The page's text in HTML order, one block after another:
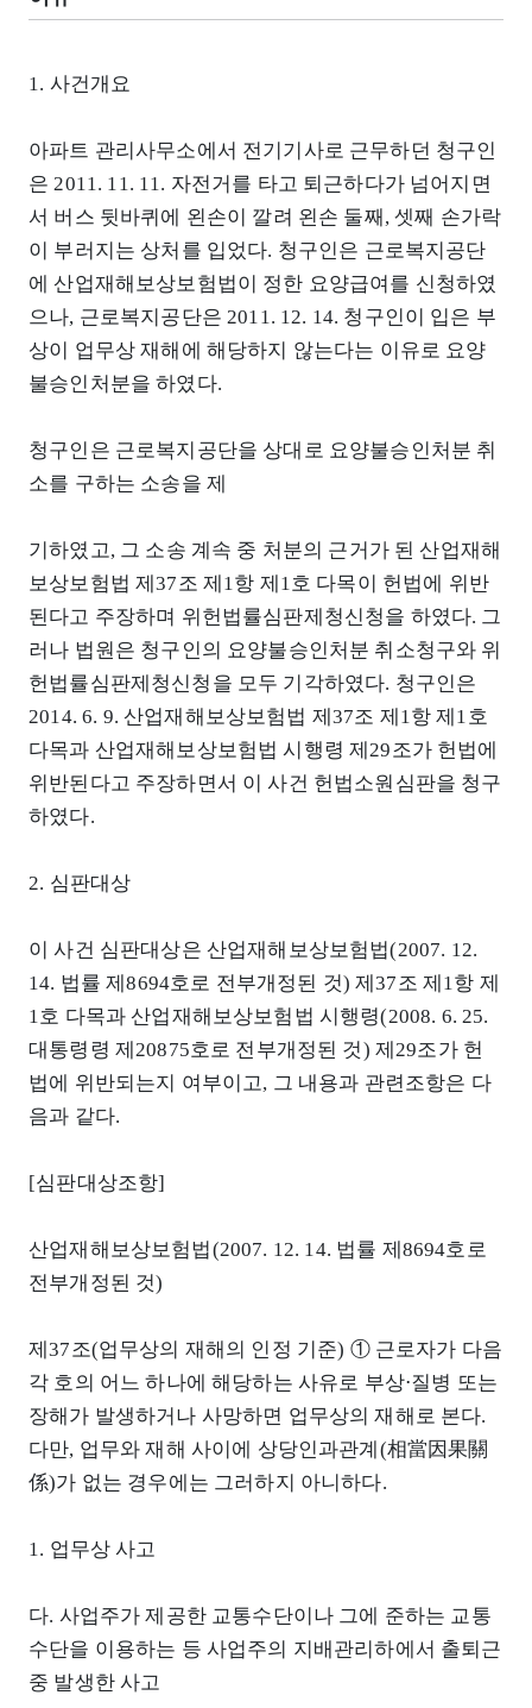
1. 사건개요
아파트 관리사무소에서 전기기사로 근무하던 청구인
은 2011. 11. 11. 자전거를 타고 퇴근하다가 넘어지면
서 버스 뒷바퀴에 왼손이 깔려 왼손 둘째, 셋째 손가락
이 부러지는 상처를 입었다. 청구인은 근로복지공단
에 산업재해보상보험법이 정한 요양급여를 신청하였
으나, 근로복지공단은 2011. 12. 14. 청구인이 입은 부
상이 업무상 재해에 해당하지 않는다는 이유로 요양
불승인처분을 하였다.
청구인은 근로복지공단을 상대로 요양불승인처분 취
소를 구하는 소송을 제
기하였고, 그 소송 계속 중 처분의 근거가 된 산업재해
보상보험법 제37조 제1항 제1호 다목이 헌법에 위반
된다고 주장하며 위헌법률심판제청신청을 하였다. 그
러나 법원은 청구인의 요양불승인처분 취소청구와 위
헌법률심판제청신청을 모두 기각하였다. 청구인은
2014. 6. 9. 산업재해보상보험법 제37조 제1항 제1호
다목과 산업재해보상보험법 시행령 제29조가 헌법에
위반된다고 주장하면서 이 사건 헌법소원심판을 청구
하였다.
2. 심판대상
이 사건 심판대상은 산업재해보상보험법(2007. 12.
14. 법률 제8694호로 전부개정된 것) 제37조 제1항 제
1호 다목과 산업재해보상보험법 시행령(2008. 6. 25.
대통령령 제20875호로 전부개정된 것) 제29조가 헌
법에 위반되는지 여부이고, 그 내용과 관련조항은 다
음과 같다.
[심판대상조항]
산업재해보상보험법(2007. 12. 14. 법률 제8694호로
전부개정된 것)
제37조(업무상의 재해의 인정 기준) ① 근로자가 다음
각 호의 어느 하나에 해당하는 사유로 부상⋅질병 또는
장해가 발생하거나 사망하면 업무상의 재해로 본다.
다만, 업무와 재해 사이에 상당인과관계(相當因果關
係)가 없는 경우에는 그러하지 아니하다.
1. 업무상 사고
다. 사업주가 제공한 교통수단이나 그에 준하는 교통
수단을 이용하는 등 사업주의 지배관리하에서 출퇴근
중 발생한 사고